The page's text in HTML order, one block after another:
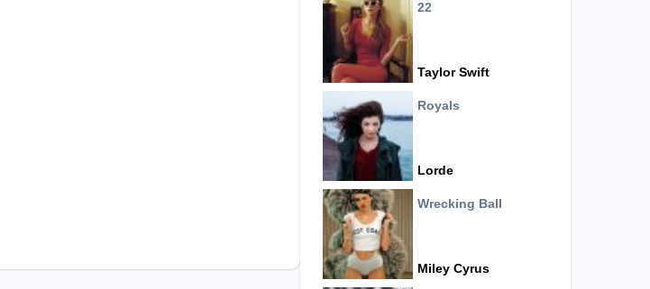
22
Taylor Swift
Royals
Lorde
Wrecking Ball
Miley Cyrus